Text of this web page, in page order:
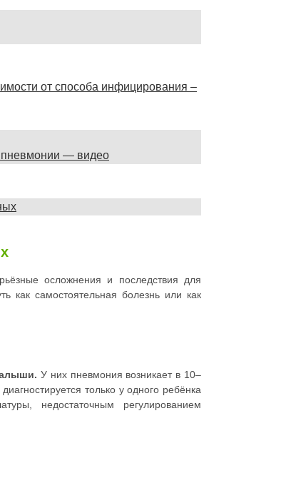
от способа инфицирования –
пневмонии — видео
осложнения и последствия для
как самостоятельная болезнь или как
У них пневмония возникает в 10–
только у одного ребёнка
недостаточным регулированием